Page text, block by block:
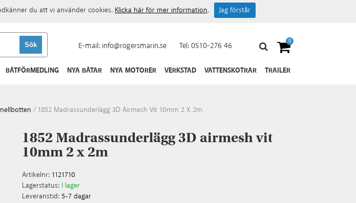
E-mail: info@rogersmarin.se Tel:0510-276 46 0
BÅTFÖRMEDLING NYA BÅTAR NYA MOTORER VERKSTAD VATTENSKOTRAR TRAILER
/ 1852 Madrassunderlägg 3D Airmesh Vit 10mm 2 X 2m
1852 Madrassunderlägg 3D airmesh vit
10mm 2 x 2m
Artikelnr: 1121710
Lagerstatus: I lager
Leveranstid: 5-7 dagar
du att vi använder cookies.Klicka här för mer information. Jag förstår